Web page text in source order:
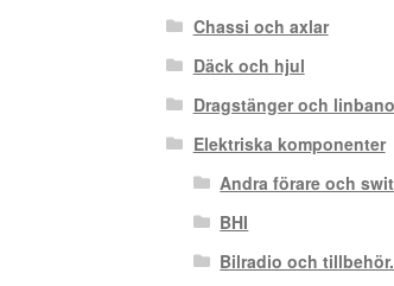
Chassi och axlar
Däck och hjul
Dragstänger och
Elektriska komponenter
Andra förare och
BHI
Bilradio och tillbehör.